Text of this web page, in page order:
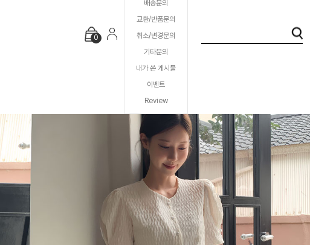
0
배송문의
교환/반품문의
취소/변경문의
기타문의
내가 쓴 게시물
이벤트
Review